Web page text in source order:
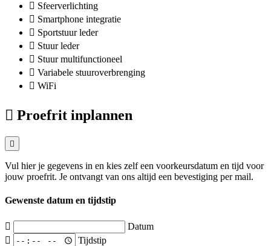
Sfeerverlichting
Smartphone integratie
Sportstuur leder
Stuur leder
Stuur multifunctioneel
Variabele stuuroverbrenging
WiFi
Proefrit inplannen
Vul hier je gegevens in en kies zelf een voorkeursdatum en tijd voor
jouw proefrit. Je ontvangt van ons altijd een bevestiging per mail.
Gewenste datum en tijdstip
Datum
Tijdstip